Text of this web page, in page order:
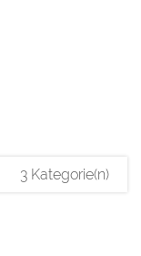
3 Kategorie(n)